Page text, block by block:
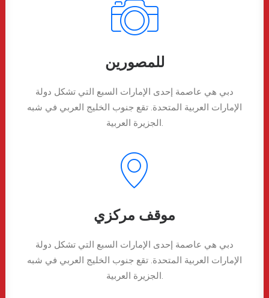
للمصورين
دبي هي عاصمة إحدى الإمارات السبع التي تشكل دولة
الإمارات العربية المتحدة. تقع جنوب الخليج العربي في شبه
الجزيرة العربية.
موقف مركزي
دبي هي عاصمة إحدى الإمارات السبع التي تشكل دولة
الإمارات العربية المتحدة. تقع جنوب الخليج العربي في شبه
الجزيرة العربية.